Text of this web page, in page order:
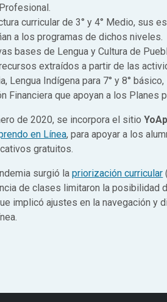
curricular de 3° y 4° Medio, sus
a los programas de dichos niveles.
bases de Lengua y Cultura de
extraídos a partir de las
Lengua Indígena para 7° y 8°
Financiera que apoyan a los Planes
de 2020, se incorpora el sitio
en Línea, para apoyar a los
gratuitos.
surgió lapriorización curricular
de clases limitaron la posibilidad
implicó ajustes en la navegación y